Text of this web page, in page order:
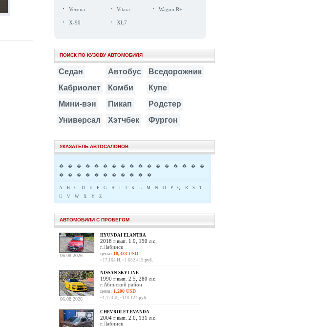
· Verona · Vitara · Wagon R+
· X-90 · XL7
ПОИСК ПО КУЗОВУ АВТОМОБИЛЯ
Седан Автобус
Вседорожник
Кабриолет
Комби
Купе
Мини-вэн
Пикап
Родстер
Универсал
Хэтчбек Фургон
УКАЗАТЕЛЬ АВТОСАЛОНОВ
� � � � � � � � � � � � � � � �
�
�
� � � � � � � � � �
A B C D E F G H I J K L M N O P Q R S
T
U
V W X Y Z
АВТОМОБИЛИ С ПРОБЕГОМ
06.08.2026
HYUNDAI ELANTRA
2018 г.вып. 1.9, 150 л.с.
г.Лабинск
цена: 18,333 USD
~17,164 И, ~1 682 419 руб.
06.08.2026
NISSAN SKYLINE
1990 г.вып. 2.5, 280 л.с.
г.Абинский район
цена: 1,200 USD
~1,123 И, ~110 124 руб.
CHEVROLET EVANDA
2004 г.вып. 2.0, 131 л.с.
г.Лабинск